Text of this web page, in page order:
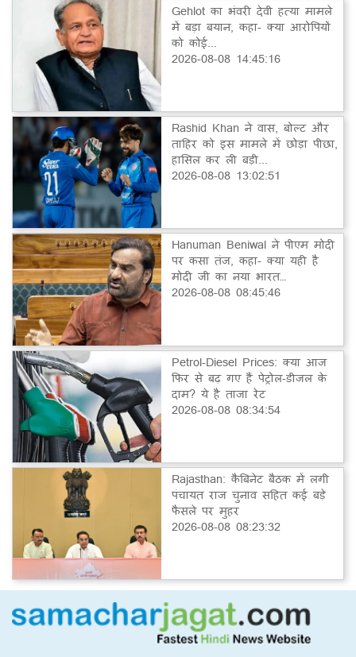
Gehlot का भंवरी देवी हत्या मामले
में बड़ा बयान, कहा- क्या आरोपियों
को कोई...
2026-08-08 14:45:16
Rashid Khan ने वास, बोल्ट और
ताहिर को इस मामले में छोड़ा पीछा,
हासिल कर ली बड़ी...
2026-08-08 13:02:51
Hanuman Beniwal ने पीएम मोदी
पर कसा तंज, कहा- क्या यही है
मोदी जी का नया भारत…
2026-08-08 08:45:46
Petrol-Diesel Prices: क्या आज
फिर से बढ़ गए हैं पेट्रोल-डीजल के
दाम? ये है ताजा रेट
2026-08-08 08:34:54
Rajasthan: कैबिनेट बैठक में लगी
पंचायत राज चुनाव सहित कई बड़े
फैसले पर मुहर
2026-08-08 08:23:32